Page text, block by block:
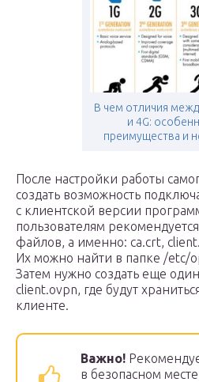
В чем отличия
и 4G:
преимущества и
После настройки работы
создать возможность
с клиентской версии
пользователям
файлов, а именно: ca.crt,
Их можно найти в папке /etc/
Затем нужно создать еще
client.ovpn, где будут
клиенте.
Важно!
в безопасном